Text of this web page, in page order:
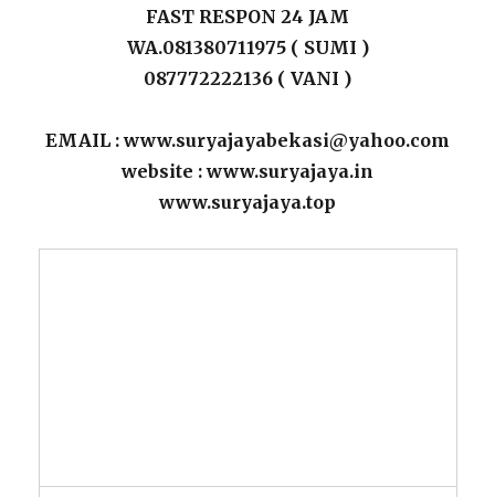
FAST RESPON 24 JAM
WA.081380711975 ( SUMI )
087772222136 ( VANI )
EMAIL : www.suryajayabekasi@yahoo.com
website : www.suryajaya.in
www.suryajaya.top